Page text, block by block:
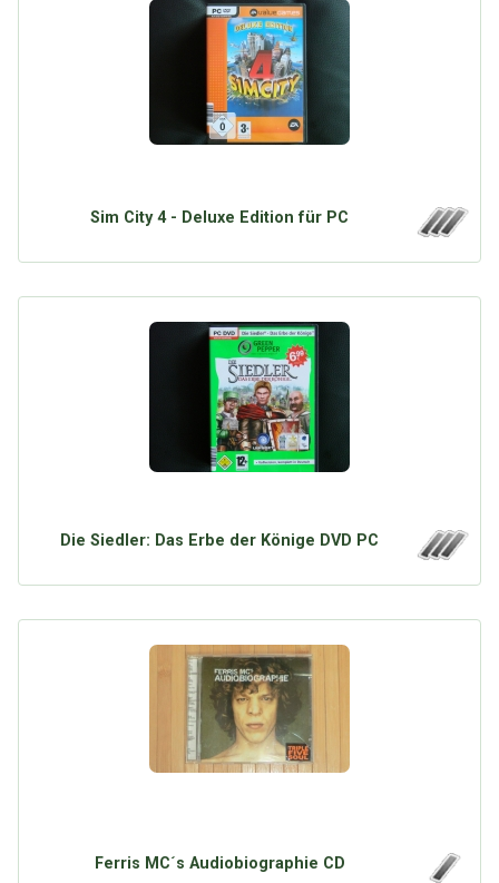
Sim City 4 - Deluxe Edition für PC
Die Siedler: Das Erbe der Könige DVD PC
Ferris MC´s Audiobiographie CD